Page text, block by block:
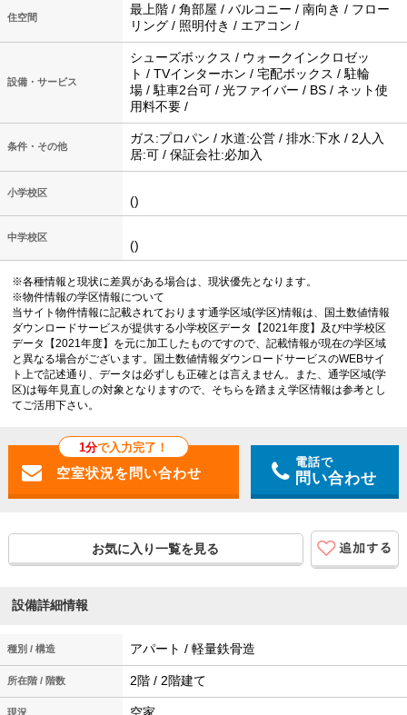
住空間
最上階 / 角部屋 / バルコニー / 南向き / フロー
リング / 照明付き / エアコン /
設備・サービス
シューズボックス / ウォークインクロゼッ
ト / TVインターホン / 宅配ボックス / 駐輪
場 / 駐車2台可 / 光ファイバー / BS / ネット使
用料不要 /
条件・その他
ガス:プロパン / 水道:公営 / 排水:下水 / 2人入
居:可 / 保証会社:必加入
小学校区
()
中学校区
()
※各種情報と現状に差異がある場合は、現状優先となります。
※物件情報の学区情報について
当サイト物件情報に記載されております通学区域(学区)情報は、国土数値情報
ダウンロードサービスが提供する小学校区データ【2021年度】及び中学校区
データ【2021年度】を元に加工したものですので、記載情報が現在の学区域
と異なる場合がございます。国土数値情報ダウンロードサービスのWEBサイ
ト上で記述通り、データは必ずしも正確とは言えません。また、通学区域(学
区)は毎年見直しの対象となりますので、そちらを踏まえ学区情報は参考とし
てご活用下さい。
1分で入力完了！
電話で
問い合わせ
お気に入り一覧を見る
設備詳細情報
種別 / 構造 アパート / 軽量鉄骨造
所在階 / 階数 2階 / 2階建て
現況